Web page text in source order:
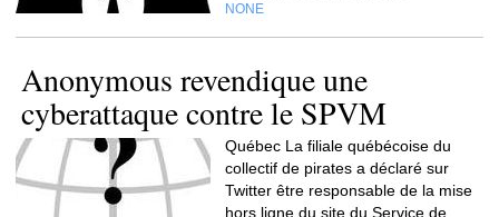
NONE
Anonymous revendique une
cyberattaque contre le SPVM
Québec La filiale québécoise du
collectif de pirates a déclaré sur
Twitter être responsable de la mise
hors ligne du site du Service de